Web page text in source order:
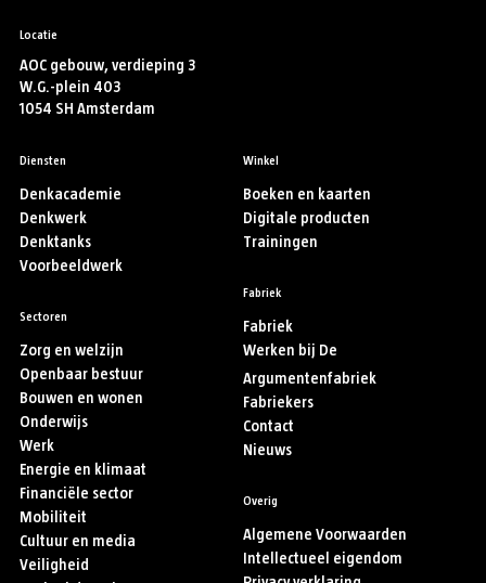
Locatie
AOC gebouw, verdieping 3
W.G.-plein 403
1054 SH Amsterdam
Diensten
Denkacademie
Denkwerk
Denktanks
Voorbeeldwerk
Sectoren
Zorg en welzijn
Openbaar bestuur
Bouwen en wonen
Onderwijs
Werk
Energie en klimaat
Financiële sector
Mobiliteit
Cultuur en media
Veiligheid
Winkel
Boeken en kaarten
Digitale producten
Trainingen
Fabriek
Fabriek
Werken bij De
Argumentenfabriek
Fabriekers
Contact
Nieuws
Overig
Algemene Voorwaarden
Intellectueel eigendom